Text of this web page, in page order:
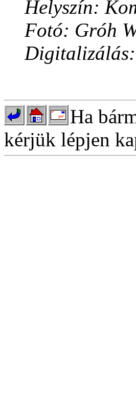
Helyszín:
Fotó: Gróh
Ha
kérjük lépjen